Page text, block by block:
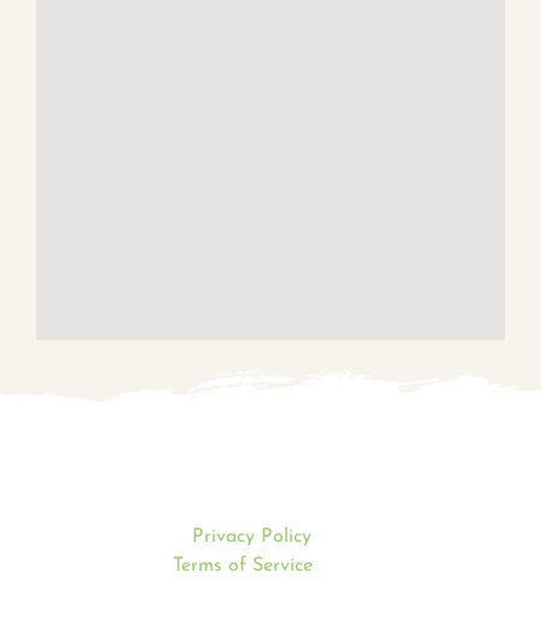
Privacy Policyand
Terms of Serviceapply.